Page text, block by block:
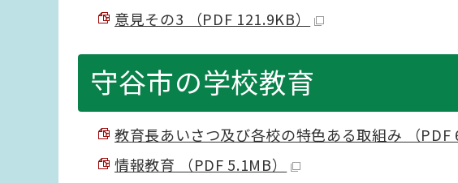
意見その3 （PDF 121.9KB）
守谷市の学校教育
教育長あいさつ及び各校の特色ある取組み （PDF
情報教育 （PDF 5.1MB）